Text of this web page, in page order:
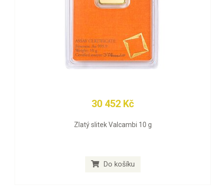
30 452 Kč
Zlatý slitek Valcambi 10 g
Do košíku